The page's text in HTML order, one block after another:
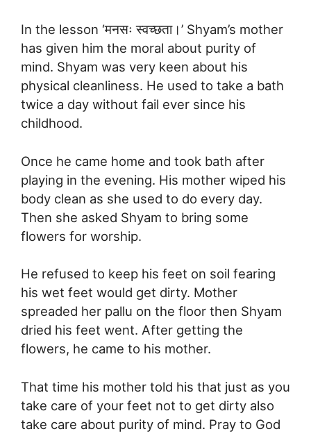
In the lesson ‘मनसः स्वच्छता।’ Shyam’s mother
has given him the moral about purity of
mind. Shyam was very keen about his
physical cleanliness. He used to take a bath
twice a day without fail ever since his
childhood.
Once he came home and took bath after
playing in the evening. His mother wiped his
body clean as she used to do every day.
Then she asked Shyam to bring some
flowers for worship.
He refused to keep his feet on soil fearing
his wet feet would get dirty. Mother
spreaded her pallu on the floor then Shyam
dried his feet went. After getting the
flowers, he came to his mother.
That time his mother told his that just as you
take care of your feet not to get dirty also
take care about purity of mind. Pray to God